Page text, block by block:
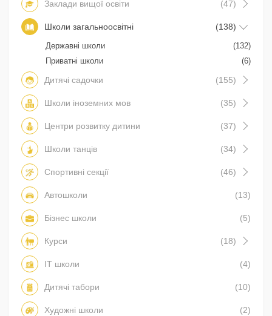
Заклади вищої освіти (47)
Школи загальноосвітні (138)
Державні школи
(132)
Приватні школи
(6)
Дитячі садочки (155)
Школи іноземних мов (35)
Центри розвитку дитини (37)
Школи танців (34)
Спортивні секції (46)
Автошколи (13)
Бізнес школи (5)
Курси (18)
IT школи (4)
Дитячі табори (10)
Художні школи (2)